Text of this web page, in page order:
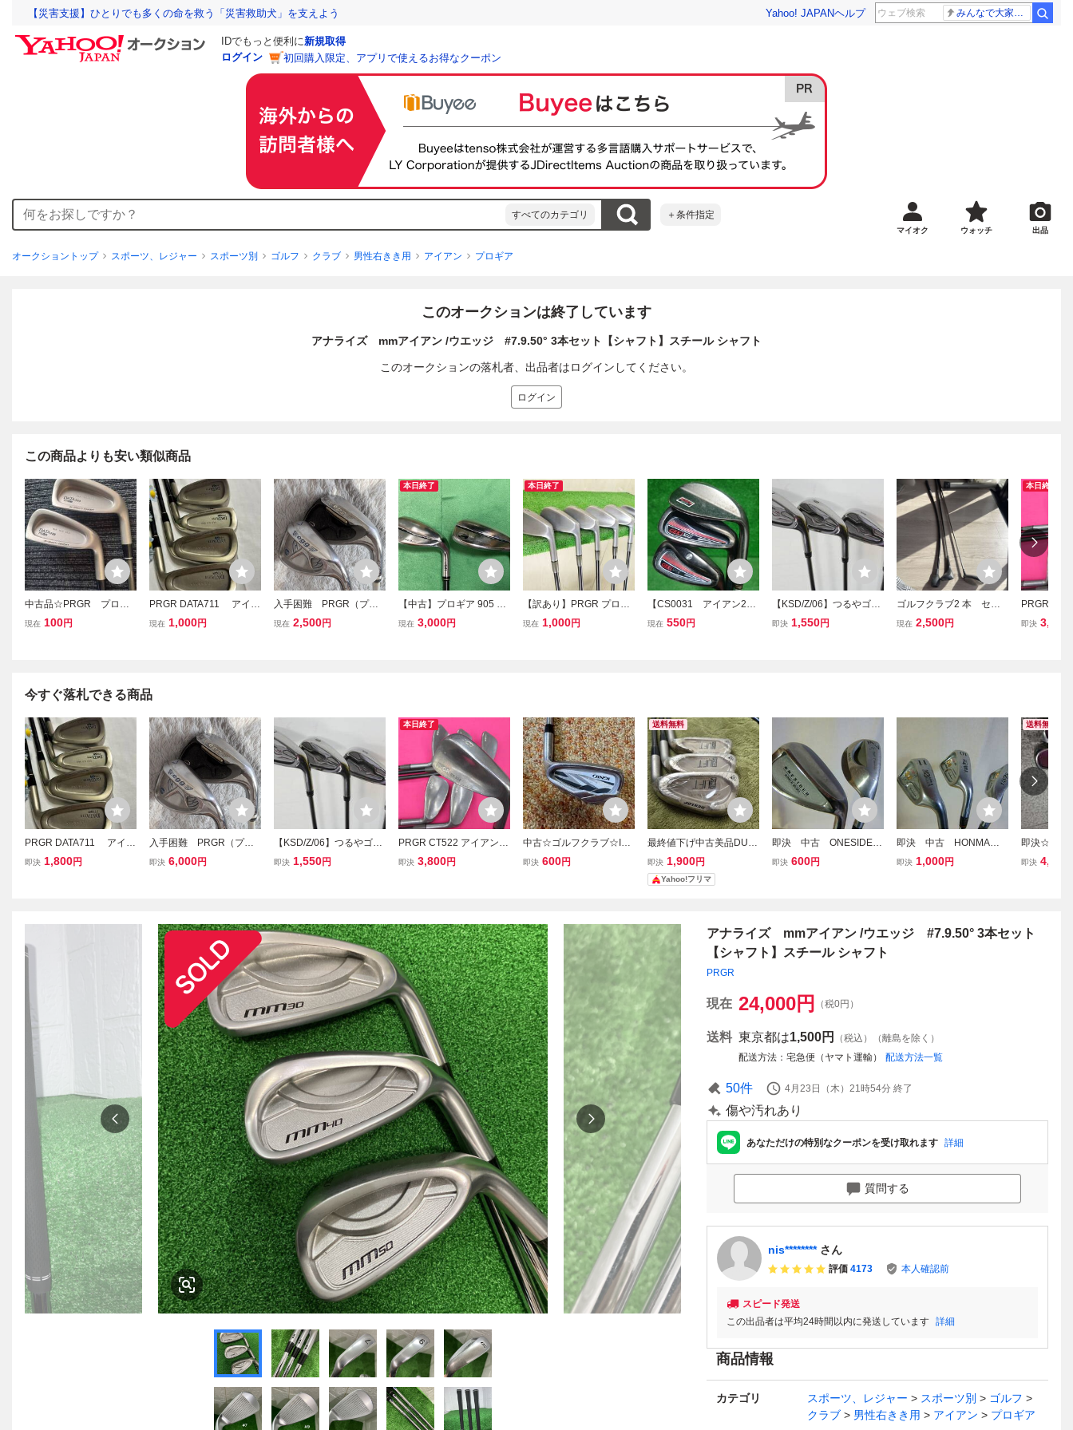
【災害支援】ひとりでも多くの命を救う「災害救助犬」を支えよう Yahoo! JAPANヘルプ みんなで大家さん 2881億円
IDでもっと便利に新規取得
ログイン
初回購入限定、アプリで使えるお得なクーポン
すべてのカテゴリ ＋条件指定
マイオク ウォッチ 出品
オークショントップ スポーツ、レジャー スポーツ別 ゴルフ クラブ 男性右きき用 アイアン プロギア
このオークションは終了しています
アナライズ mmアイアン /ウエッジ #7.9.50° 3本セット【シャフト】スチール シャフト
このオークションの落札者、出品者はログインしてください。
ログイン
この商品よりも安い類似商品
中古品☆PRGR プロギ
ア アイアン 試打クラ
現在 100円
PRGR DATA711 アイア
ン ４，５，８、AW 4本
現在 1,000円
入手困難 PRGR（プロ
ギア）egg2013（エッ
現在 2,500円
本日終了
【中古】プロギア 905 SP
EED アイアン AW ＆ SW
現在 3,000円
本日終了
【訳あり】PRGR プロギ
ア CT-511 6番～9番/P
現在 1,000円
【CS0031 アイアン2本
+ウェッジ１本 3本セッ
現在 550円
【KSD/Z/06】つるやゴル
フOnered/オンレッド 7,
即決 1,550円
ゴルフクラブ2 本 セッ
ト sweep model M-6/P
現在 2,500円
本日終了
PRGR
本セット
即決 3,800
今すぐ落札できる商品
PRGR DATA711 アイア
ン ４，５，８、AW 4本
即決 1,800円
入手困難 PRGR（プロ
ギア）egg2013（エッ
即決 6,000円
【KSD/Z/06】つるやゴル
フOnered/オンレッド 7,
即決 1,550円
本日終了
PRGR CT522 アイアン6
本セット FLEX SR
即決 3,800円
中古☆ゴルフクラブ☆IG
NIO☆ウェッジ☆PW
即決 600円
送料無料
最終値下げ中古美品DUN
LOP POWER LIFT アイア
ンセット 3本 アイアンセ
ット
即決 1,900円
Yahoo!フリマ
即決 中古 ONESIDER
バンカーウェッジ(純正ス
即決 600円
即決 中古 HONMA
ツインマークス MM45-88
即決 1,000円
送料無料
即決☆アイ
ト GOLF
即決 4,680
アナライズ mmアイアン /ウエッジ #7.9.50° 3本セット
【シャフト】スチール シャフト
PRGR
現在 24,000円 （税0円）
送料 東京都は1,500円
（税込）（離島を除く）
配送方法
宅急便（ヤマト運輸） 配送方法一覧
50件 4月23日（木）21時54分 終了
傷や汚れあり
あなただけの特別なクーポンを受け取れます 詳細
質問する
nis******** さん
評価 4173 本人確認前
スピード発送
この出品者は平均24時間以内に発送しています 詳細
商品情報
カテゴリ スポーツ、レジャー スポーツ別
ゴルフ
クラブ
男性右きき用 アイアン プロギア